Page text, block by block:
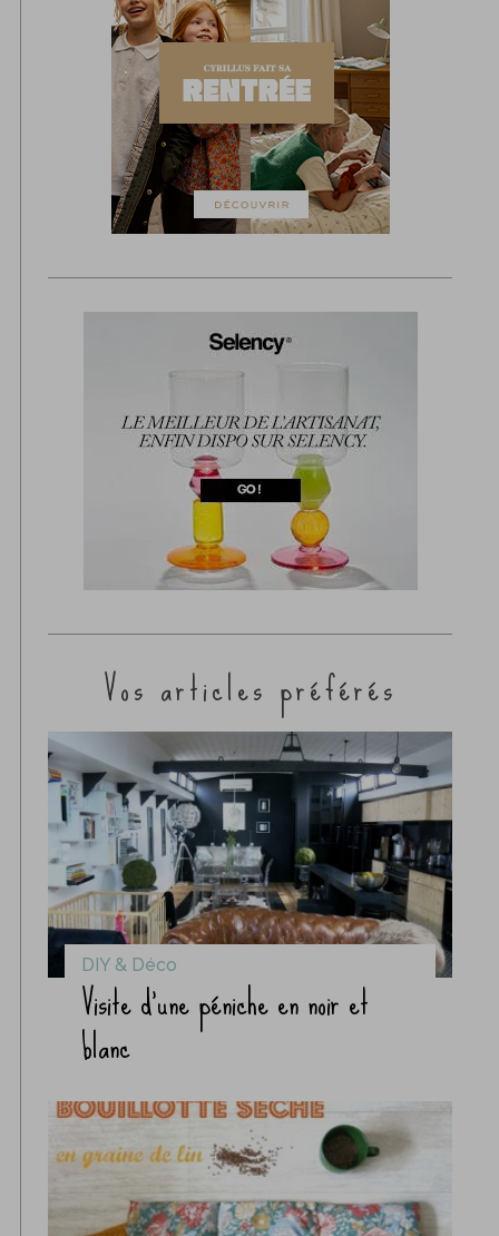
Vos articles préférés
DIY & Déco
Visite d’une péniche en noir et
blanc